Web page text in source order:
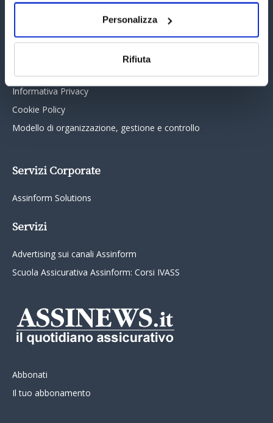
Personalizza
Rifiuta
Assinform Editore
Chi siamo
Collabora con noi
Informativa Privacy
Cookie Policy
Modello di organizzazione, gestione e controllo
Servizi Corporate
Assinform Solutions
Servizi
Advertising sui canali Assinform
Scuola Assicurativa Assinform: Corsi IVASS
Abbonati
Il tuo abbonamento